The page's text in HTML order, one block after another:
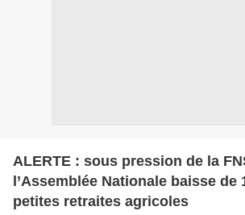
ALERTE : sous pression de la
l’Assemblée Nationale baisse de
petites retraites agricoles